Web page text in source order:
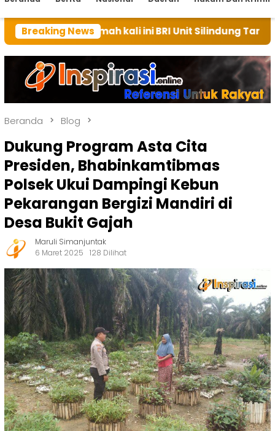
Breaking News
kali ini BRI Unit Silindung Tarutung Ingatkan
Beranda Blog
Dukung Program Asta Cita
Presiden, Bhabinkamtibmas
Polsek Ukui Dampingi Kebun
Pekarangan Bergizi Mandiri di
Desa Bukit Gajah
Maruli Simanjuntak
6 Maret 2025
128 Dilihat